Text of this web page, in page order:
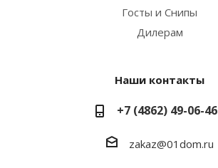
Госты и Снипы
Дилерам
Наши контакты
+7 (4862) 49-06-46
zakaz@01dom.ru